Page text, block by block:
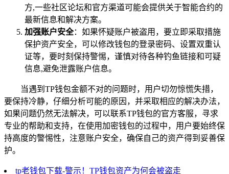
方,一些社区论坛和官方渠道可能会提供关于智能合约的
最新信息和解决方案。
加强账户安全：如果怀疑账户被盗用，要立即采取措施
保护资产安全，可以修改钱包的登录密码、设置双重认
证等，要时刻保持警惕，谨慎对待各种钓鱼链接和可疑
信息,避免泄露账户信息。
当遇到TP钱包金额不对的问题时，用户切勿惊慌失措，
要保持冷静，仔细分析可能的原因，并采取相应的解决办法，
如果问题仍然无法解决，可以联系TP钱包的官方客服，寻求
专业的帮助和支持，在使用加密钱包的过程中，用户要始终保
持高度的警惕性，注意账户安全，确保自己的资产得到妥善保
护。
tp老钱包下载-警示！TP钱包资产为何会被盗走